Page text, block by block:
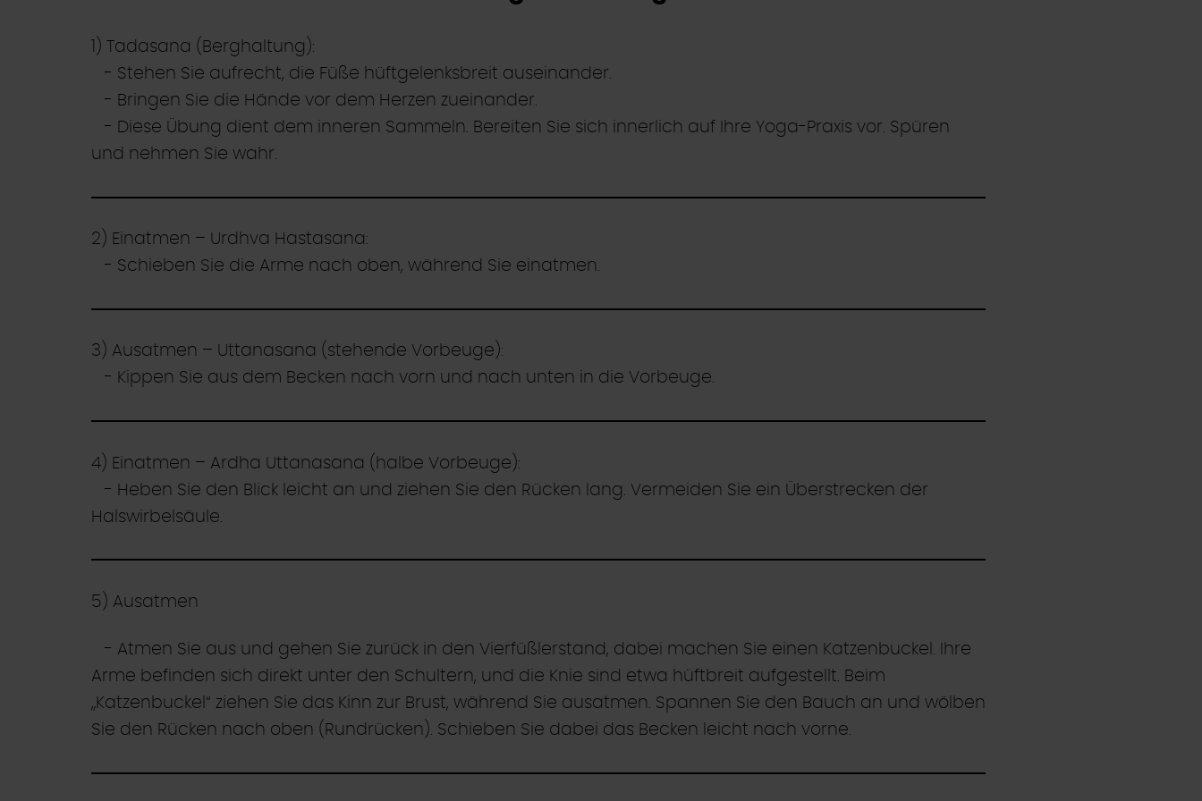
1) Tadasana (Berghaltung):
- Stehen Sie aufrecht, die Füße hüftgelenksbreit auseinander.
- Bringen Sie die Hände vor dem Herzen zueinander.
- Diese Übung dient dem inneren Sammeln. Bereiten Sie sich innerlich auf Ihre Yoga-Praxis vor. Spüren
und nehmen Sie wahr.
2) Einatmen – Urdhva Hastasana:
- Schieben Sie die Arme nach oben, während Sie einatmen.
3) Ausatmen – Uttanasana (stehende Vorbeuge):
- Kippen Sie aus dem Becken nach vorn und nach unten in die Vorbeuge.
4) Einatmen – Ardha Uttanasana (halbe Vorbeuge):
- Heben Sie den Blick leicht an und ziehen Sie den Rücken lang. Vermeiden Sie ein Überstrecken der
Halswirbelsäule.
5) Ausatmen
- Atmen Sie aus und gehen Sie zurück in den Vierfüßlerstand, dabei machen Sie einen Katzenbuckel. Ihre
Arme befinden sich direkt unter den Schultern, und die Knie sind etwa hüftbreit aufgestellt. Beim
„Katzenbuckel“ ziehen Sie das Kinn zur Brust, während Sie ausatmen. Spannen Sie den Bauch an und wölben
Sie den Rücken nach oben (Rundrücken). Schieben Sie dabei das Becken leicht nach vorne.